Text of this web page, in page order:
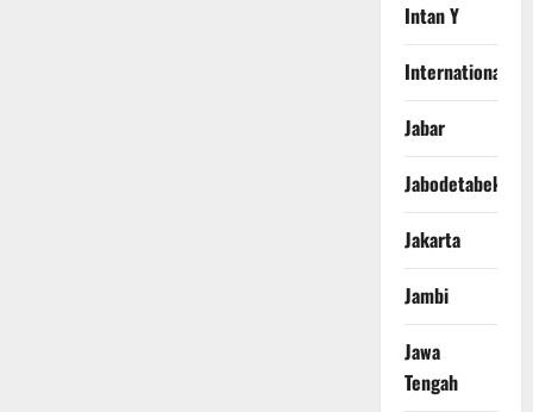
Intan Y
International
Jabar
Jabodetabek
Jakarta
Jambi
Jawa
Tengah